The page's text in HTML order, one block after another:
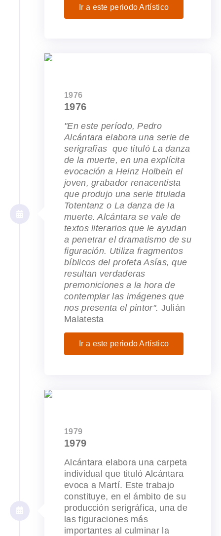
Ir a este periodo Artístico
1976
1976
"En este período, Pedro
Alcántara elabora una serie de
serigrafías que tituló La danza
de la muerte, en una explícita
evocación a Heinz Holbein el
joven, grabador renacentista
que produjo una serie titulada
Totentanz o La danza de la
muerte. Alcántara se vale de
textos literarios que le ayudan
a penetrar el dramatismo de su
figuración. Utiliza fragmentos
bíblicos del profeta Asías, que
resultan verdaderas
premoniciones a la hora de
contemplar las imágenes que
nos presenta el pintor". Julián
Malatesta
Ir a este periodo Artístico
1979
1979
Alcántara elabora una carpeta
individual que tituló Alcántara
evoca a Martí. Este trabajo
constituye, en el ámbito de su
producción serigráfica, una de
las figuraciones más
importantes al culminar la